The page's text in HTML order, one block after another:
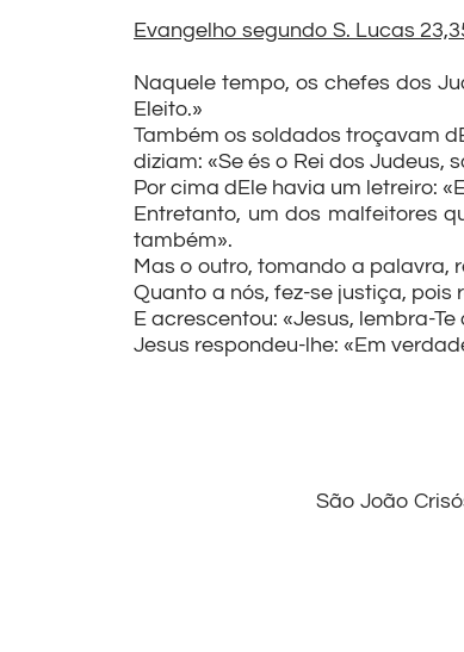
Evangelho segundo S. Lucas
Naquele tempo, os chefes dos
Eleito.»
Também os soldados troçavam
diziam: «Se és o Rei dos Judeus,
Por cima dEle havia um letreiro:
Entretanto, um dos malfeitores
também».
Mas o outro, tomando a palavra,
Quanto a nós, fez-se justiça,
E acrescentou: «Jesus, lembra-
Jesus respondeu-lhe: «Em
São João